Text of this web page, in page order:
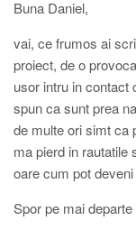
Buna Daniel,
vai, ce frumos ai
proiect, de o
usor intru in contact
spun ca sunt prea
de multe ori simt ca
ma pierd in rautatile
oare cum pot
Spor pe mai